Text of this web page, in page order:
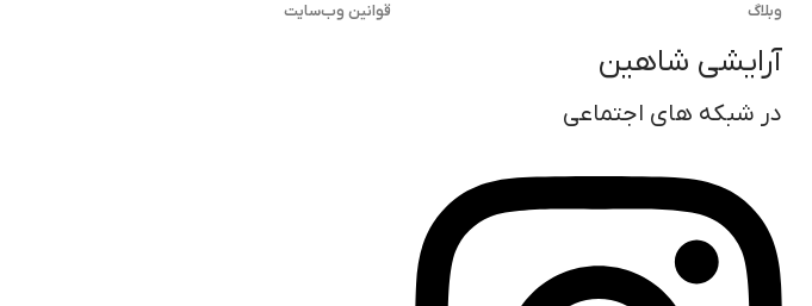
وبلاگ
آرایشی شاهین
در شبکه های اجتماعی
قوانین وب‌سایت